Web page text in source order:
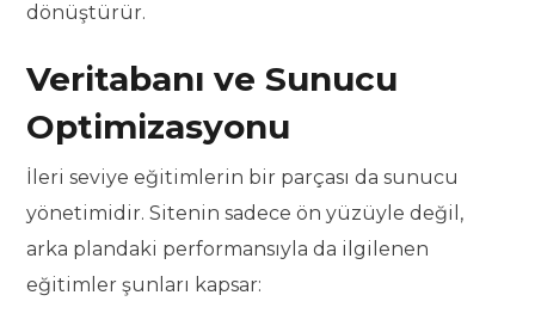
dönüştürür.
Veritabanı ve Sunucu
Optimizasyonu
İleri seviye eğitimlerin bir parçası da sunucu
yönetimidir. Sitenin sadece ön yüzüyle değil,
arka plandaki performansıyla da ilgilenen
eğitimler şunları kapsar: